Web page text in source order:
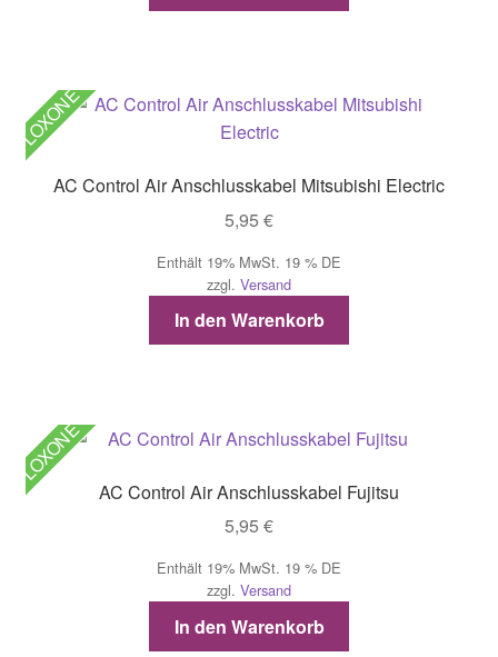
LOXONE
AC Control Air Anschlusskabel Mitsubishi Electric
5,95 €
Enthält 19% MwSt. 19 % DE
zzgl. Versand
In den Warenkorb
LOXONE
AC Control Air Anschlusskabel Fujitsu
5,95 €
Enthält 19% MwSt. 19 % DE
zzgl. Versand
In den Warenkorb